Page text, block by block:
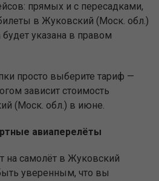
прямых и с пересадками,
в Жуковский (Моск. обл.)
указана в правом
просто выберите тариф —
зависит стоимость
(Моск. обл.) в июне.
авиаперелёты
на самолёт в Жуковский
уверенным, что вы